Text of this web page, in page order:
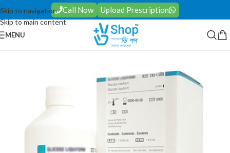
Skip to navigation
Skip to main content
Call Now Upload Prescription
MENU